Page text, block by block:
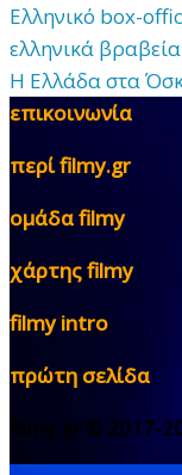
Ελληνικό box-
ελληνικά
Η Ελλάδα στα
επικοινωνία
περί filmy.gr
ομάδα filmy
χάρτης filmy
filmy intro
πρώτη σελίδα
filmy.gr © 2017-